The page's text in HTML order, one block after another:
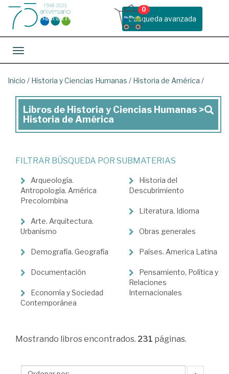
Busqueda avanzada
0
Toggle navigation
Inicio / Historia y Ciencias Humanas / Historia de América /
Libros
de
y
Ciencias
Humanas
>
Historia
América
Libros de Historia y Ciencias Humanas >
Historia de América
FILTRAR BÚSQUEDA POR SUBMATERIAS
Arqueología.
Antropología. América
Precolombina
Arte. Arquitectura.
Urbanismo
Demografía. Geografía
Documentación
Economía y Sociedad
Contemporánea
Historia del
Descubrimiento
Literatura. Idioma
Obras generales
Países. America Latina
Pensamiento, Política y
Relaciones
Internacionales
Mostrando libros encontrados. 231 páginas.